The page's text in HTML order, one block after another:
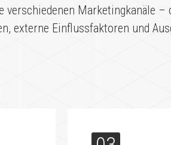
Marketingkanäle
externe Einflussfaktoren und